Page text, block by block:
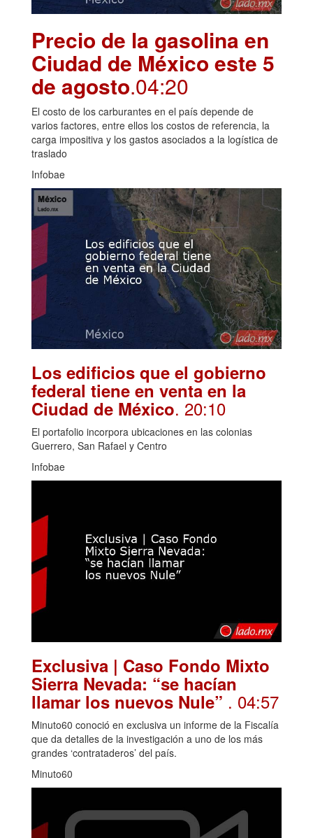
Precio de la gasolina en
Ciudad de México este 5
de agosto.04:20
El costo de los carburantes en el país depende de
varios factores, entre ellos los costos de referencia, la
carga impositiva y los gastos asociados a la logística de
traslado
Infobae
Los edificios que el gobierno
federal tiene en venta en la
Ciudad de México. 20:10
El portafolio incorpora ubicaciones en las colonias
Guerrero, San Rafael y Centro
Infobae
Exclusiva | Caso Fondo Mixto
Sierra Nevada: “se hacían
llamar los nuevos Nule” . 04:57
Minuto60 conoció en exclusiva un informe de la Fiscalía
que da detalles de la investigación a uno de los más
grandes ‘contrataderos’ del país.
Minuto60